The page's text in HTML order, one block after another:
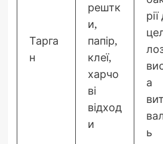
Тарга
н
рештк
и,
папір,
клеї,
харчо
ві
відход
и
а
ь